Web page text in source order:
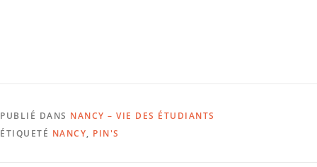
PUBLIÉ DANS NANCY – VIE DES ÉTUDIANTS
ÉTIQUETÉ NANCY, PIN'S